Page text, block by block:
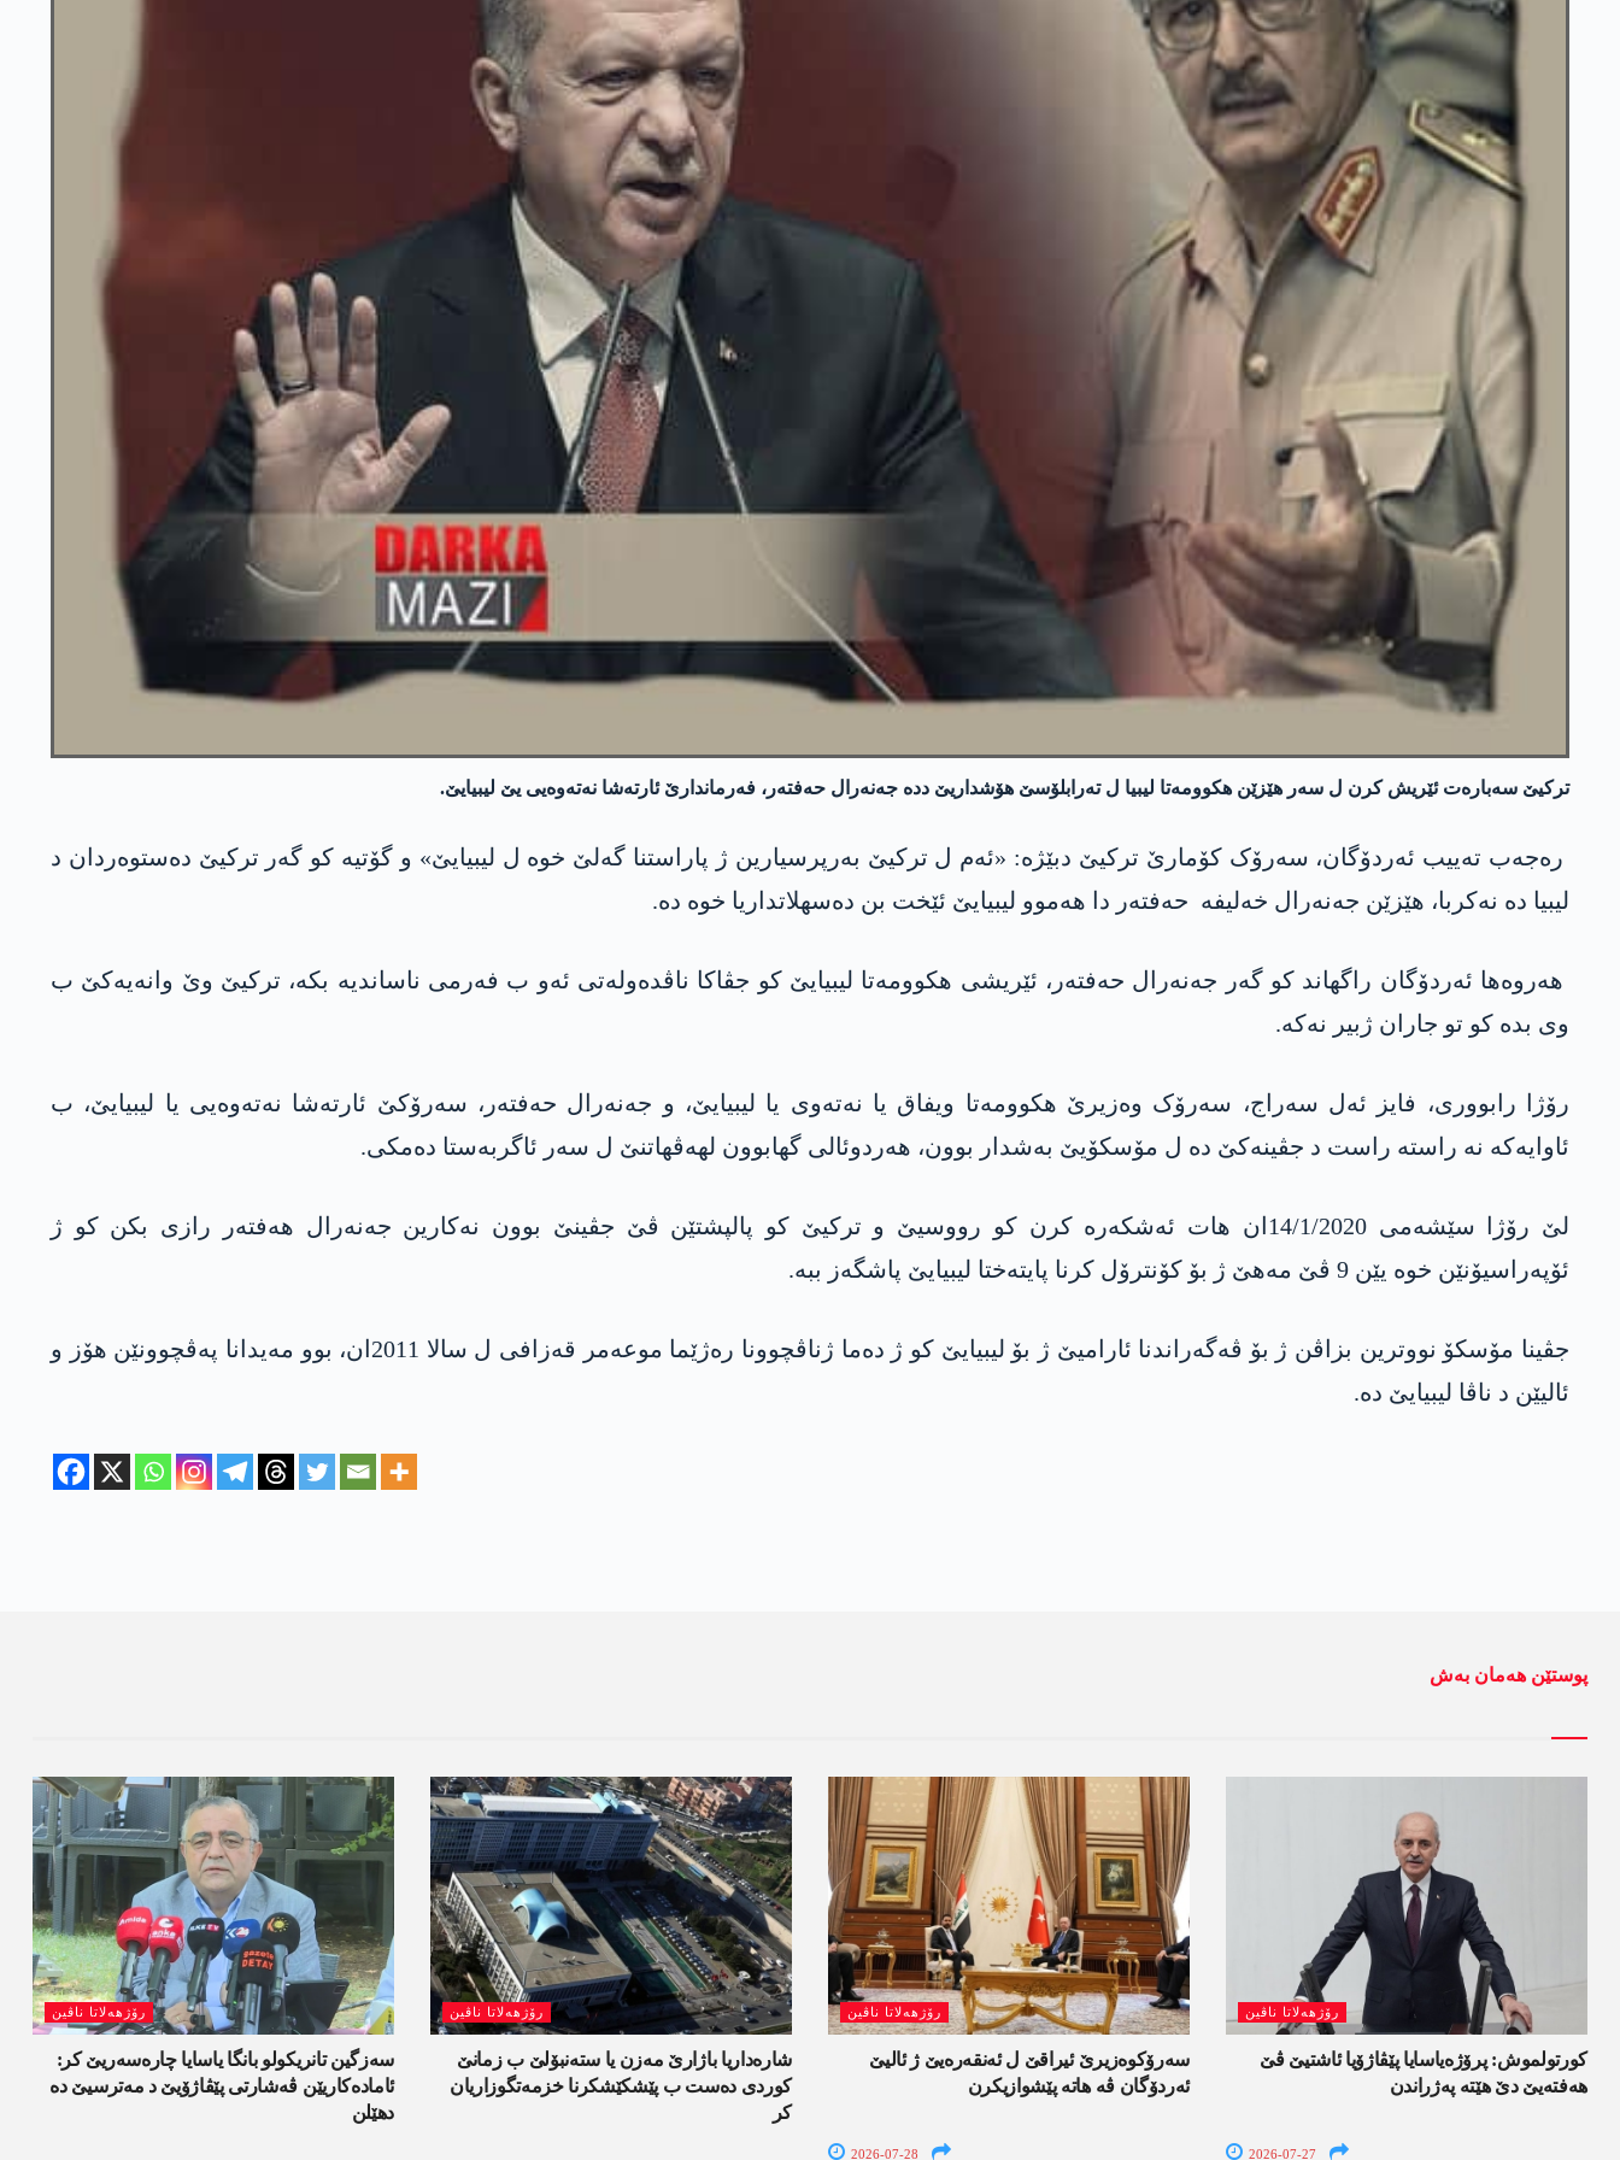
ترکیێ سەبارەت ئێریش کرن ل سەر هێزێن هکوومەتا لیبیا ل تەرابلۆسێ هۆشداریێ ددە جەنەرال حەفتەر، فەرماندارێ ئارته‌شا نەتەوەیی یێ لیبیایێ.
رەجەب تەییب ئەردۆگان، سەرۆک کۆمارێ ترکیێ دبێژه‌: «ئەم ل ترکیێ بەرپرسیارین ژ پاراستنا گەلێ خوە ل لیبیایێ» و گۆتیە كو گەر ترکیێ دەستوەردان د
لیبیا دە نەکربا، هێزێن جەنەرال خەلیفە حه‌فته‌ر دا هەموو لیبیایێ ئێخت بن دەسهلاتداریا خوە دە.
هەروەها ئه‌ردۆگان راگهاند کو گەر جەنەرال حەفتەر، ئێریشی هکوومەتا لیبیایێ کو جڤاکا ناڤدەولەتی ئەو ب فەرمی ناساندیە بکە، ترکیێ وێ وانەیەکێ ب
وی بدە کو تو جاران ژبیر نەکە.
رۆژا رابووری، فایز ئه‌ل سه‌راج، سەرۆک وەزیرێ هکوومەتا ویفاق یا نەتەوی یا لیبیایێ، و جەنەرال حەفتەر، سەرۆکێ ئارته‌شا نەتەوەیی یا لیبیایێ، ب
ئاوایەکە نە راستە راست د جڤینەکێ دە ل مۆسکۆیێ بەشدار بوون، هەردوئالی گهابوون لهەڤهاتنێ ل سەر ئاگربەستا دەمکی.
لێ رۆژا سێشەمی 14/1/2020ان هات ئەشکەرە کرن کو رووسیێ و ترکیێ کو پالپشتێن ڤێ جڤینێ بوون نەکارین جەنەرال هەفتەر رازی بکن کو ژ
ئۆپەراسیۆنێن خوە یێن 9 ڤێ مه‌هێ ژ بۆ کۆنترۆل کرنا پایتەختا لیبیایێ پاشگەز ببە.
جڤینا مۆسکۆ نووترین بزاڤن ژ بۆ ڤەگەراندنا ئارامیێ ژ بۆ لیبیایێ کو ژ دەما ژناڤچوونا رەژێما موعه‌مر قەزافی ل سالا 2011ان، بوو مەیدانا پەڤچوونێن هۆز و
ئالیێن د ناڤا لیبیایێ دە.
پوستێن ھەمان بەش
رۆژھەلاتا ناڤین
سەزگین تانریکولو بانگا یاسایا چارەسەریێ کر:
ئامادەکاریێن ڤەشارتی پێڤاژۆیێ د مەترسیێ دە
دھێلن
رۆژھەلاتا ناڤین
شارەداریا باژارێ مەزن یا ستەنبۆلێ ب زمانێ
کوردی دەست ب پێشکێشکرنا خزمەتگوزاریان
کر
رۆژھەلاتا ناڤین
سەرۆکوەزیرێ ئیراقێ ل ئەنقەرەیێ ژ ئالیێ
ئەردۆگان ڤە ھاتە پێشوازیکرن
2026-07-28
رۆژھەلاتا ناڤین
کورتولموش: پرۆژەیاسایا پێڤاژۆیا ئاشتیێ ڤێ
ھەفتەیێ دێ هێتە پەژراندن
2026-07-27